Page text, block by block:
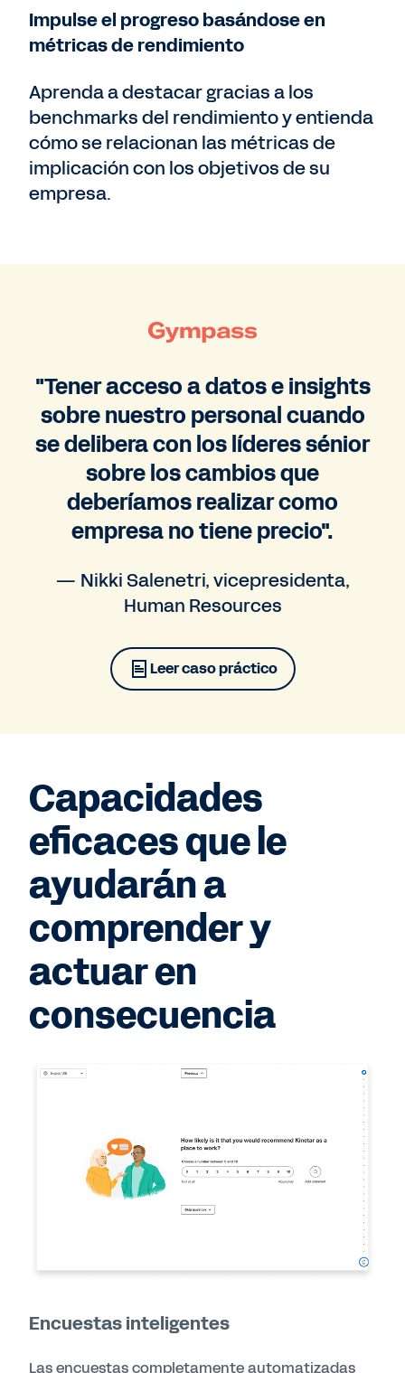
Impulse el progreso basándose en
métricas de rendimiento
Aprenda a destacar gracias a los
benchmarks del rendimiento y entienda
cómo se relacionan las métricas de
implicación con los objetivos de su
empresa.
"Tener acceso a datos e insights
sobre nuestro personal cuando
se delibera con los líderes sénior
sobre los cambios que
deberíamos realizar como
empresa no tiene precio".
— Nikki Salenetri, vicepresidenta,
Human Resources
Leer caso práctico
Capacidades
eficaces que le
ayudarán a
comprender y
actuar en
consecuencia
Encuestas inteligentes
Las encuestas completamente automatizadas